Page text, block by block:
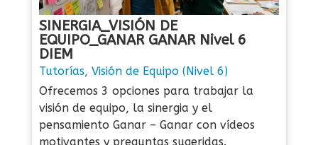
SINERGIA_VISIÓN DE
EQUIPO_GANAR GANAR Nivel 6
DIEM
Tutorías, Visión de Equipo (Nivel 6)
Ofrecemos 3 opciones para trabajar la
visión de equipo, la sinergia y el
pensamiento Ganar – Ganar con vídeos
motivantes y preguntas sugeridas.